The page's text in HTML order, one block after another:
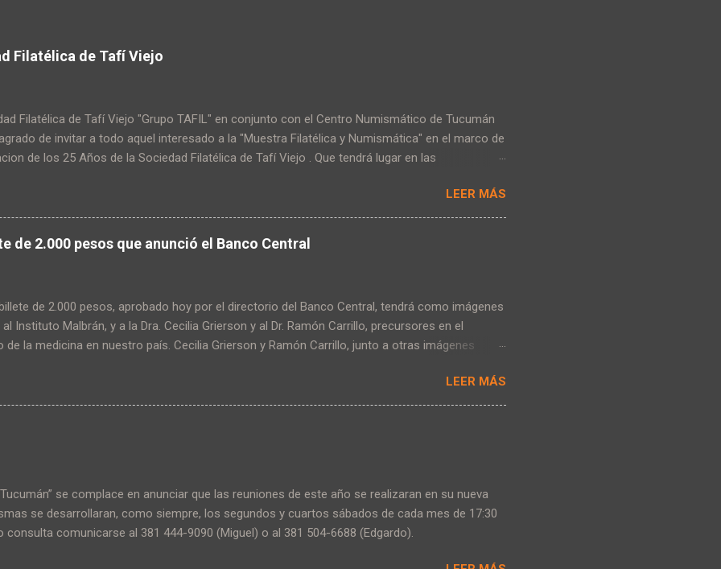
Filatélica de Tafí Viejo
Filatélica de Tafí Viejo "Grupo TAFIL" en conjunto con el Centro Numismático de Tucumán
de invitar a todo aquel interesado a la "Muestra Filatélica y Numismática" en el marco de
de los 25 Años de la Sociedad Filatélica de Tafí Viejo . Que tendrá lugar en las
contara con exhibiciones Filatélicas y Numismáticas, disertaciones, disperciones, mesas de
y canje, entre otras actividades.
LEER MÁS
de 2.000 pesos que anunció el Banco Central
de 2.000 pesos, aprobado hoy por el directorio del Banco Central, tendrá como imágenes
Instituto Malbrán, y a la Dra. Cecilia Grierson y al Dr. Ramón Carrillo, precursores en el
de la medicina en nuestro país. Cecilia Grierson y Ramón Carrillo, junto a otras imágenes
la misma ciudad el 10 de abril de 1934. Ella fue la primera médica de la Argentina, graduada en
Facultad de Medicina de la Universidad de Buenos Aires. La Dra. Grierson creó la Primera
LEER MÁS
se complace en anunciar que las reuniones de este año se realizaran en su nueva
se desarrollaran, como siempre, los segundos y cuartos sábados de cada mes de 17:30
consulta comunicarse al 381 444-9090 (Miguel) o al 381 504-6688 (Edgardo).